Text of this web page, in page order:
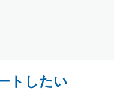
トしたい